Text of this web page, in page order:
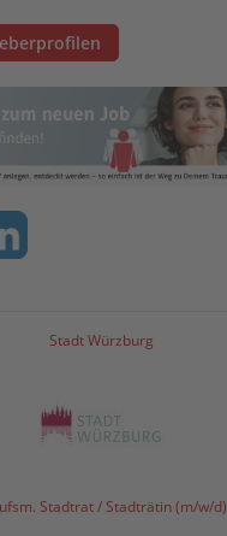
Stadt Würzburg
Stadtrat / Stadträtin (m/w/d)